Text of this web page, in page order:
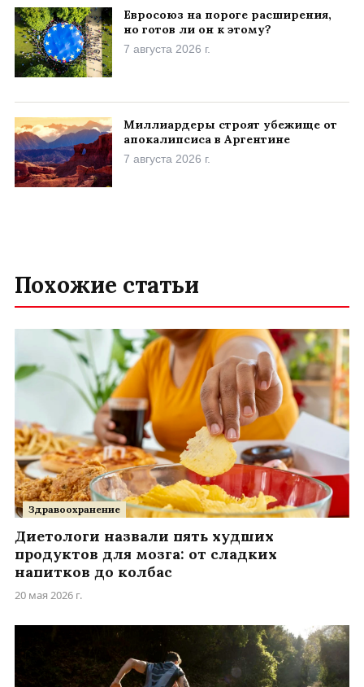
Евросоюз на пороге расширения,
но готов ли он к этому?
7 августа 2026 г.
Миллиардеры строят убежище от
апокалипсиса в Аргентине
7 августа 2026 г.
Похожие статьи
Здравоохранение
Диетологи назвали пять худших
продуктов для мозга: от сладких
напитков до колбас
20 мая 2026 г.